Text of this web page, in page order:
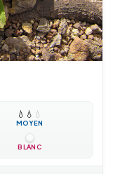
💧 💧 💧
MOYEN
BLANC